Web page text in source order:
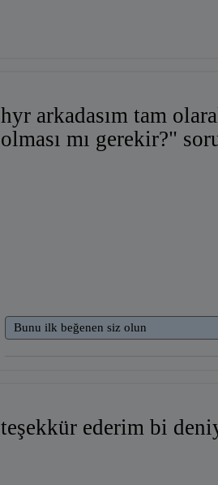
hyr arkadasım tam
olması mı gerekir?"
Bunu ilk beğenen siz olun
teşekkür ederim bi